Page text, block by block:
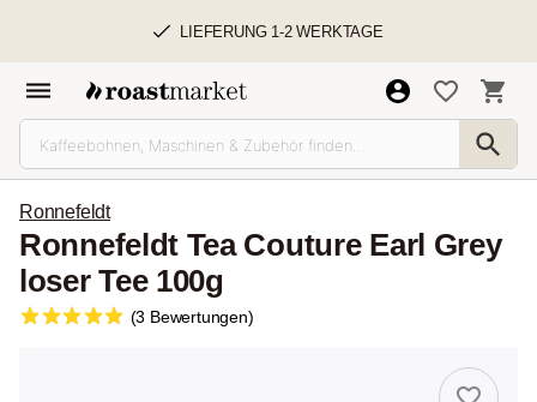
LIEFERUNG 1-2 WERKTAGE
Ronnefeldt
Ronnefeldt Tea Couture Earl Grey
loser Tee 100g
(3 Bewertungen)